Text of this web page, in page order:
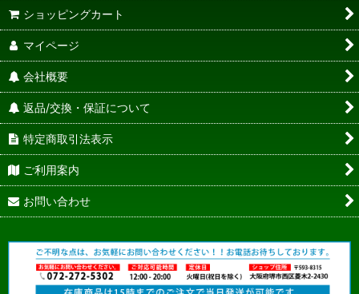
ショッピングカート
マイページ
会社概要
返品/交換・保証について
特定商取引法表示
ご利用案内
お問い合わせ